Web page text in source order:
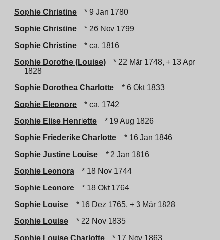
Sophie Christine
* 9 Jan 1780
Sophie Christine
* 26 Nov 1799
Sophie Christine
* ca. 1816
Sophie Dorothe (Louise)
* 22 Mär 1748, + 13 Apr
1828
Sophie Dorothea Charlotte
* 6 Okt 1833
Sophie Eleonore
* ca. 1742
Sophie Elise Henriette
* 19 Aug 1826
Sophie Friederike Charlotte
* 16 Jan 1846
Sophie Justine Louise
* 2 Jan 1816
Sophie Leonora
* 18 Nov 1744
Sophie Leonore
* 18 Okt 1764
Sophie Louise
* 16 Dez 1765, + 3 Mär 1828
Sophie Louise
* 22 Nov 1835
Sophie Louise Charlotte
* 17 Nov 1863